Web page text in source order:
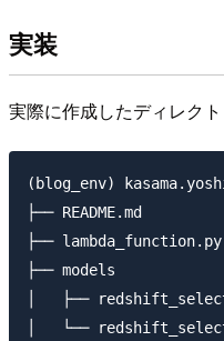
実装
実際に作成したディレク
(blog_env)
├── README.md
├── lambda_function.py
├── models
│   ├──
│   └──